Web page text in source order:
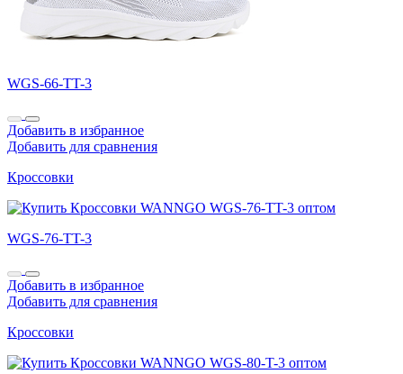
WGS-66-TT-3
Добавить в избранное
Добавить для сравнения
Кроссовки
WGS-76-TT-3
Добавить в избранное
Добавить для сравнения
Кроссовки